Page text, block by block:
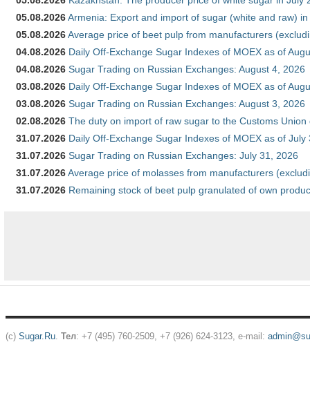
05.08.2026Armenia: Export and import of sugar (white and raw)
05.08.2026Average price of beet pulp from manufacturers
04.08.2026 Daily Off-Exchange Sugar Indexes of MOEX as of
04.08.2026 Sugar Trading on Russian Exchanges: August 4, 2026
03.08.2026 Daily Off-Exchange Sugar Indexes of MOEX as of
03.08.2026 Sugar Trading on Russian Exchanges: August 3, 2026
02.08.2026 The duty on import of raw sugar to the Customs
31.07.2026 Daily Off-Exchange Sugar Indexes of MOEX as of July
31.07.2026 Sugar Trading on Russian Exchanges: July 31, 2026
31.07.2026Average price of molasses from manufacturers
31.07.2026 Remaining stock of beet pulp granulated of own
(c) Sugar.Ru. Тел: +7 (495) 760-2509, +7 (926) 624-3123, e-mail: